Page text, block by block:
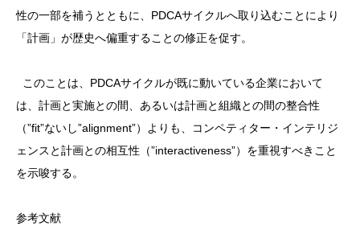
性の一部を補うとともに、PDCAサイクルへ取り込むことにより
「計画」が歴史へ偏重することの修正を促す。
このことは、PDCAサイクルが既に動いている企業において
は、計画と実施との間、あるいは計画と組織との間の整合性
（”fit”ないし”alignment”）よりも、コンペティター・インテリジ
ェンスと計画との相互性（”interactiveness”）を重視すべきこと
を示唆する。
参考文献